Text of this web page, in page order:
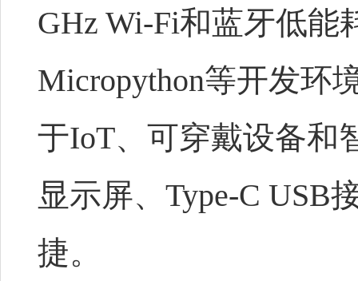
GHz Wi-Fi和蓝牙低能
Micropython等开发环
于IoT、可穿戴设备和
显示屏、Type-C USB
捷。